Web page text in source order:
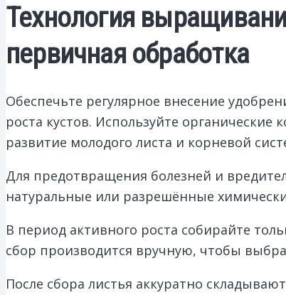
Технология
первичная обработка
Обеспечьте регулярное внесение
роста кустов. Используйте
развитие молодого листа и корневой
Для предотвращения болезней и
натуральные или разрешённые
В период активного роста собирайте
сбор производится вручную, чтобы
После сбора листья аккуратно